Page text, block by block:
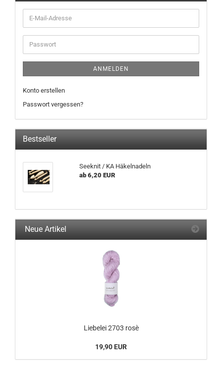
E-
Mail-
Adresse
Passwort
ANMELDEN
Konto erstellen
Passwort vergessen?
Bestseller
Seeknit / KA Häkelnadeln
ab 6,20 EUR
Neue Artikel
Liebelei 2703 rosè
19,90 EUR